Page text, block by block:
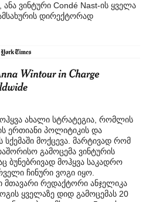
ვინტური Condé Nast-ის ყველა
დირექტორად
ახალი სტრატეგია, რომლის
ერთიანი პოლიტიკის და
მოქცევა. მარტივად რომ
გამოცემა ვინტურის
ბუნებრივად მოჰყვა საკადრო
ჩინური ვოგი იყო.
რედაქტორი ანჯელიკა
ყველაზე დიდ გამოცემას 20